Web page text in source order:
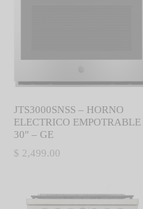
JTS3000SNSS – HORNO
ELECTRICO EMPOTRABLE
30″ – GE
$ 2,499.00